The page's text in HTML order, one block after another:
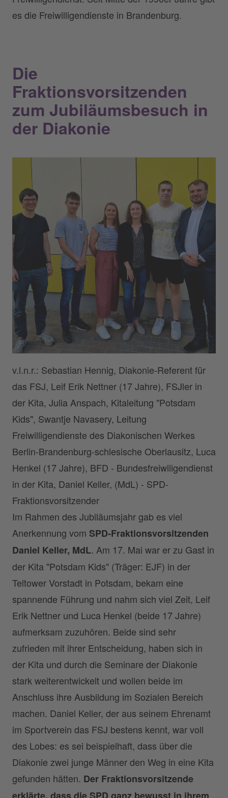
es die Freiwilligendienste in Brandenburg.
Die
Fraktionsvorsitzenden
zum Jubiläumsbesuch in
der Diakonie
v.l.n.r.: Sebastian Hennig, Diakonie-Referent für
das FSJ, Leif Erik Nettner (17 Jahre), FSJler in
der Kita, Julia Anspach, Kitaleitung "Potsdam
Kids", Swantje Navasery, Leitung
Freiwilligendienste des Diakonischen Werkes
Berlin-Brandenburg-schlesische Oberlausitz, Luca
Henkel (17 Jahre), BFD - Bundesfreiwiligendienst
in der Kita, Daniel Keller, (MdL) - SPD-
Fraktionsvorsitzender
Im Rahmen des Jubiläumsjahr gab es viel
Anerkennung vom SPD-Fraktionsvorsitzenden
Daniel Keller, MdL. Am 17. Mai war er zu Gast in
der Kita "Potsdam Kids" (Träger: EJF) in der
Teltower Vorstadt in Potsdam, bekam eine
spannende Führung und nahm sich viel Zeit, Leif
Erik Nettner und Luca Henkel (beide 17 Jahre)
aufmerksam zuzuhören. Beide sind sehr
zufrieden mit ihrer Entscheidung, haben sich in
der Kita und durch die Seminare der Diakonie
stark weiterentwickelt und wollen beide im
Anschluss ihre Ausbildung im Sozialen Bereich
machen. Daniel Keller, der aus seinem Ehrenamt
im Sportverein das FSJ bestens kennt, war voll
des Lobes: es sei beispielhaft, dass über die
Diakonie zwei junge Männer den Weg in eine Kita
gefunden hätten. Der Fraktionsvorsitzende
erklärte, dass die SPD ganz bewusst in ihrem